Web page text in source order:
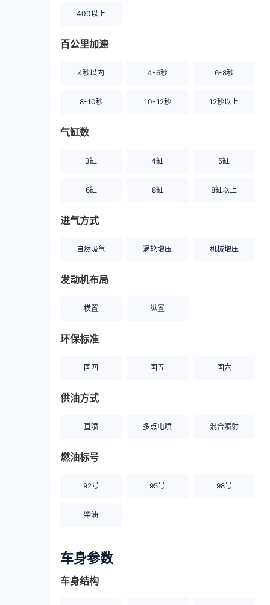
400以上
百公里加速
4秒以内 4-6秒 6-8秒
8-10秒 10-12秒 12秒以上
气缸数
3缸 4缸 5缸
6缸 8缸 8缸以上
进气方式
自然吸气 涡轮增压 机械增压
发动机布局
横置 纵置
环保标准
国四 国五 国六
供油方式
直喷 多点电喷 混合喷射
燃油标号
92号 95号 98号
柴油
车身参数
车身结构